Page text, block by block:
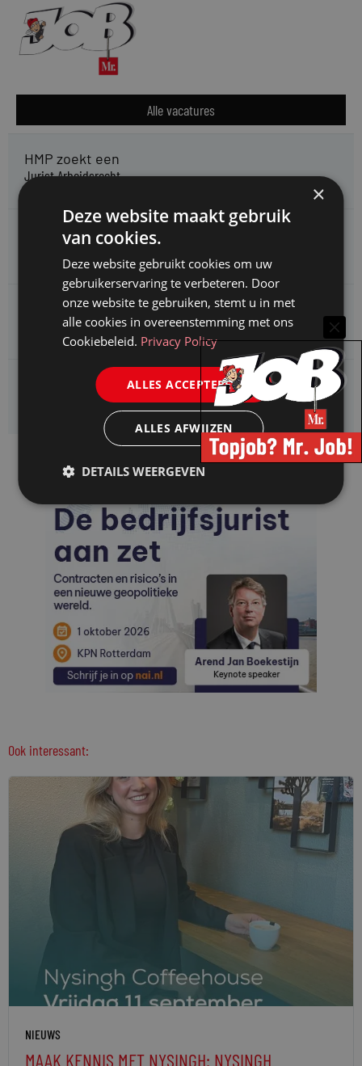
Alle vacatures
HMP zoekt een
Jurist Arbeidsrecht
Gemeente Meppel zoekt een
Juridisch Adviseur
CAOP zoekt een
Juridisch adviseur (junior)
Kifid zoekt een
Jurist- secretaris
Ook interessant:
NIEUWS
MAAK KENNIS MET NYSINGH: NYSINGH
×
Deze website maakt gebruik
van cookies.
Deze website gebruikt cookies om uw
gebruikerservaring te verbeteren. Door
onze website te gebruiken, stemt u in met
alle cookies in overeenstemming met ons
Cookiebeleid. Privacy Policy
ALLES ACCEPTEREN
ALLES AFWIJZEN
DETAILS WEERGEVEN